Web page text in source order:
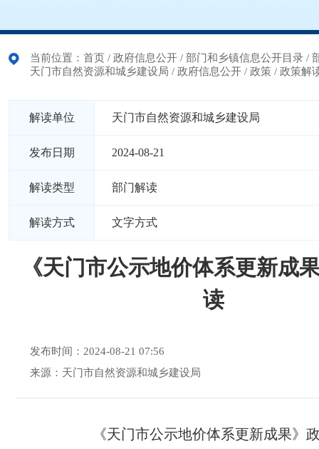
当前位置： 首页 / 政府信息公开 / 部门和乡镇信息公开目录 /
天门市自然资源和城乡建设局 / 政府信息公开 / 政策 / 政策解
解读单位 天门市自然资源和城乡建设局
发布日期 2024-08-21
解读类型 部门解读
解读方式 文字方式
《天门市公示地价体系更新成
读
发布时间：2024-08-21 07:56
来源：天门市自然资源和城乡建设局
《天门市公示地价体系更新成果》